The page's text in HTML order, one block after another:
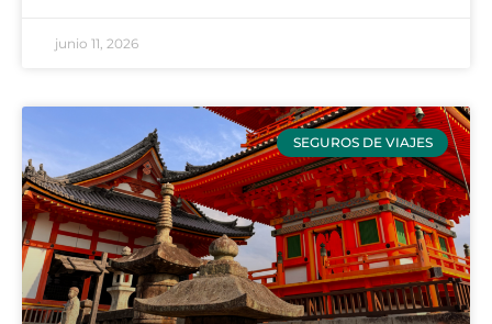
junio 11, 2026
SEGUROS DE VIAJES